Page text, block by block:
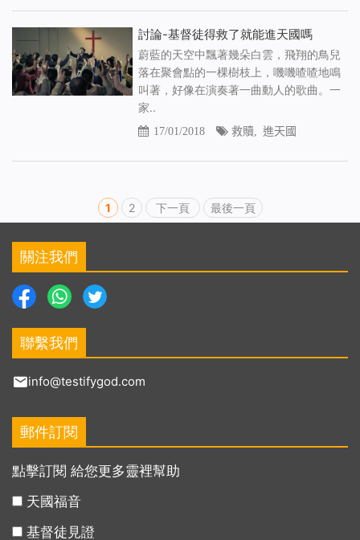
討論-基督徒得救了就能進天國嗎
蔚藍的天空中飄著幾朵白雲，飛翔的鳥兒
落在聚會點的一棵樹枝上，嘰嘰喳喳地鳴
叫著，好像在演奏著一曲動人的歌曲。一
家..
17/01/2018 救贖 進天國
1 2 下一頁 最後一頁
關注我們
聯繫我們
info@testifygod.com
郵件訂閱
點擊訂閱 給您更多靈裡幫助
天國福音
基督徒見證